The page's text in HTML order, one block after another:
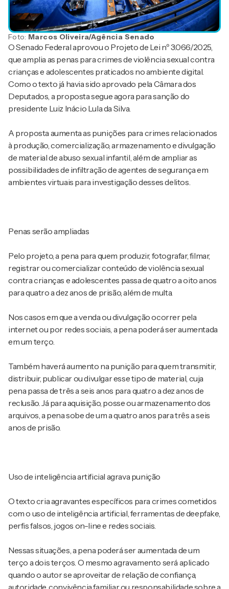
Foto: Marcos Oliveira/Agência Senado
O Senado Federal aprovou o Projeto de Lei nº 3.066/2025,
que amplia as penas para crimes de violência sexual contra
crianças e adolescentes praticados no ambiente digital.
Como o texto já havia sido aprovado pela Câmara dos
Deputados, a proposta segue agora para sanção do
presidente Luiz Inácio Lula da Silva.
A proposta aumenta as punições para crimes relacionados
à produção, comercialização, armazenamento e divulgação
de material de abuso sexual infantil, além de ampliar as
possibilidades de infiltração de agentes de segurança em
ambientes virtuais para investigação desses delitos.
Penas serão ampliadas
Pelo projeto, a pena para quem produzir, fotografar, filmar,
registrar ou comercializar conteúdo de violência sexual
contra crianças e adolescentes passa de quatro a oito anos
para quatro a dez anos de prisão, além de multa.
Nos casos em que a venda ou divulgação ocorrer pela
internet ou por redes sociais, a pena poderá ser aumentada
em um terço.
Também haverá aumento na punição para quem transmitir,
distribuir, publicar ou divulgar esse tipo de material, cuja
pena passa de três a seis anos para quatro a dez anos de
reclusão. Já para aquisição, posse ou armazenamento dos
arquivos, a pena sobe de um a quatro anos para três a seis
anos de prisão.
Uso de inteligência artificial agrava punição
O texto cria agravantes específicos para crimes cometidos
com o uso de inteligência artificial, ferramentas de deepfake,
perfis falsos, jogos on-line e redes sociais.
Nessas situações, a pena poderá ser aumentada de um
terço a dois terços. O mesmo agravamento será aplicado
quando o autor se aproveitar de relação de confiança,